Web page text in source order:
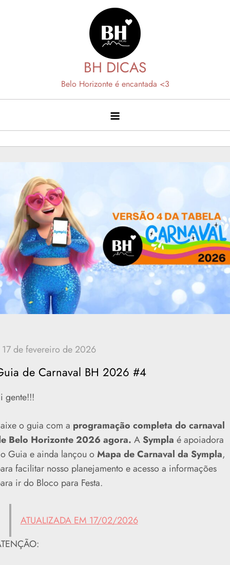
BH DICAS
Belo Horizonte é encantada <3
de Carnaval BH 2026 #4
gente!!!
o guia com a programação completa do carnaval
Belo Horizonte 2026 agora. ASympla é apoiadora
Guia e ainda lançou oMapa de Carnaval da Sympla,
facilitar nosso planejamento e acesso a informações
ir do Bloco para Festa.
ATUALIZADA EM 17/02/2026